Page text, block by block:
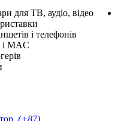
для ТВ, аудіо, відео
і телефонів
MAC
(+87)